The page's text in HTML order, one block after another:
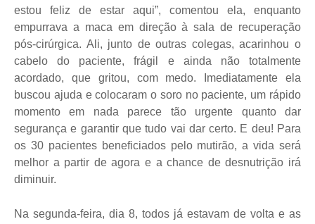
estou feliz de estar aqui”, comentou ela, enquanto
empurrava a maca em direção à sala de recuperação
pós-cirúrgica. Ali, junto de outras colegas, acarinhou o
cabelo do paciente, frágil e ainda não totalmente
acordado, que gritou, com medo. Imediatamente ela
buscou ajuda e colocaram o soro no paciente, um rápido
momento em nada parece tão urgente quanto dar
segurança e garantir que tudo vai dar certo. E deu! Para
os 30 pacientes beneficiados pelo mutirão, a vida será
melhor a partir de agora e a chance de desnutrição irá
diminuir.
Na segunda-feira, dia 8, todos já estavam de volta e as